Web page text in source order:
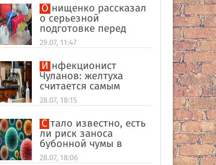
Онищенко рассказал
о серьезной
подготовке перед
отпуском в
экзотические страны
29.07, 11:47
Инфекционист
Чуланов: желтуха
считается самым
главным признаком
гепатита
28.07, 18:15
Стало известно, есть
ли риск заноса
бубонной чумы в
Россию
28.07, 18:06